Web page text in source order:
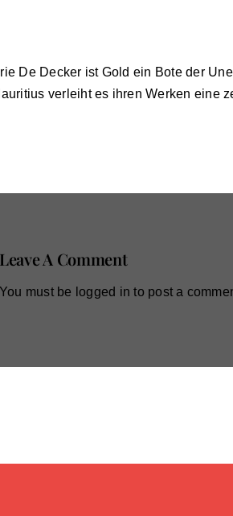
De Decker ist Gold ein Bote der
verleiht es ihren Werken eine
Leave A Comment
You must be logged in to post a